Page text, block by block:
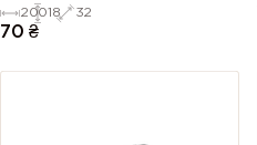
20018 32
70 ₴